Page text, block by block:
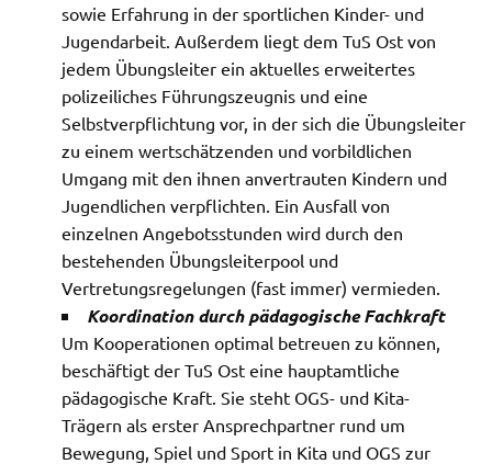
sowie Erfahrung in der sportlichen Kinder- und
Jugendarbeit. Außerdem liegt dem TuS Ost von
jedem Übungsleiter ein aktuelles erweitertes
polizeiliches Führungszeugnis und eine
Selbstverpflichtung vor, in der sich die Übungsleiter
zu einem wertschätzenden und vorbildlichen
Umgang mit den ihnen anvertrauten Kindern und
Jugendlichen verpflichten. Ein Ausfall von
einzelnen Angebotsstunden wird durch den
bestehenden Übungsleiterpool und
Vertretungsregelungen (fast immer) vermieden.
Koordination durch pädagogische Fachkraft
Um Kooperationen optimal betreuen zu können,
beschäftigt der TuS Ost eine hauptamtliche
pädagogische Kraft. Sie steht OGS- und Kita-
Trägern als erster Ansprechpartner rund um
Bewegung, Spiel und Sport in Kita und OGS zur